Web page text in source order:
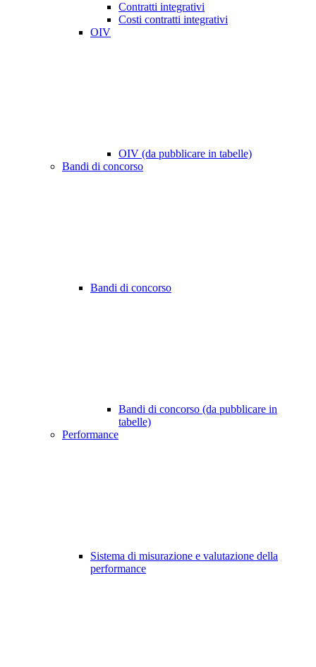
Contratti integrativi
Costi contratti integrativi
OIV
OIV (da pubblicare in tabelle)
Bandi di concorso
Bandi di concorso
Bandi di concorso (da pubblicare in
tabelle)
Performance
Sistema di misurazione e valutazione della
performance